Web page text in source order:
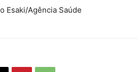
Esaki/Agência Saúde